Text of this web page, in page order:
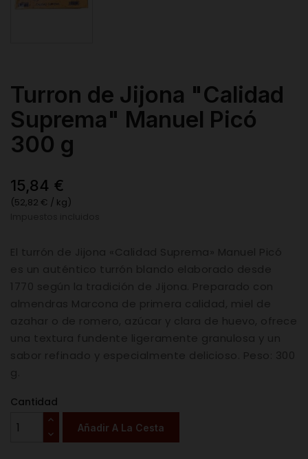
Turron de Jijona "Calidad
Suprema" Manuel Picó
300 g
15,84 €
(52,82 € / kg)
Cantidad
Añadir A La Cesta